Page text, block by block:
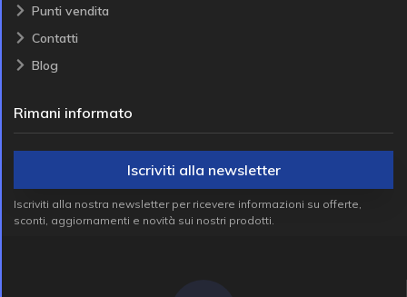
Punti vendita
Contatti
Blog
Rimani informato
Iscriviti alla newsletter
Iscriviti alla nostra newsletter per ricevere informazioni su offerte,
sconti, aggiornamenti e novità sui nostri prodotti.